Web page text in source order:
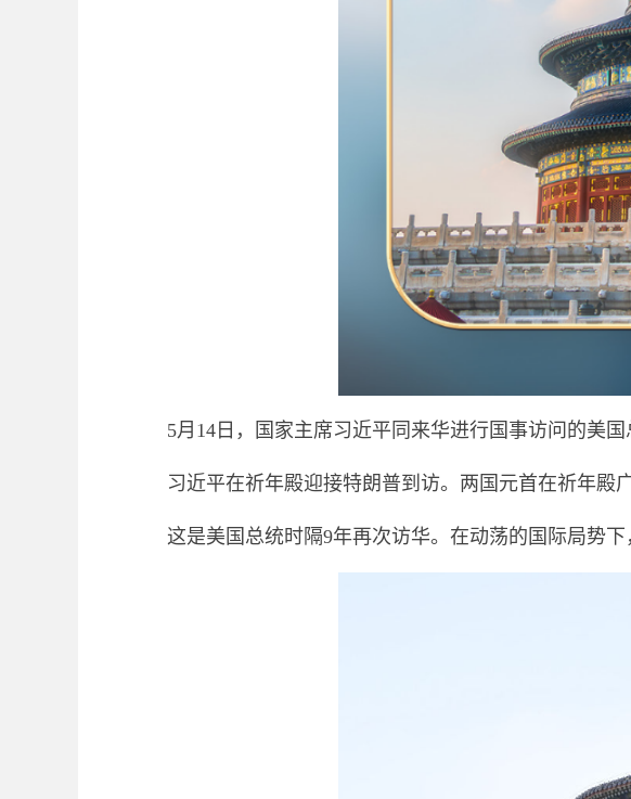
5月14日，国家主席习近平同来华进行国事访问的美国
习近平在祈年殿迎接特朗普到访。两国元首在祈年殿
这是美国总统时隔9年再次访华。在动荡的国际局势